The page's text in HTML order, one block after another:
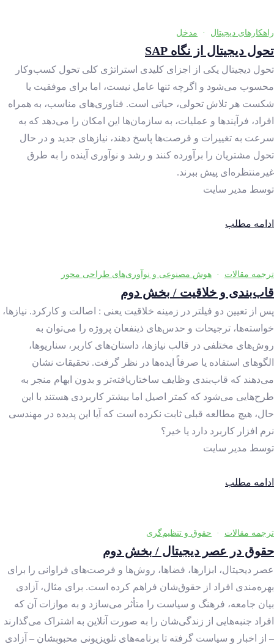
راهکارهای دیجیتال · مدخل
تحول دیجیتال از نگاه SAP
تحول دیجیتال یکی از اجزای کلیدی استراتژی کلی تحول کسب‌وکار
محسوب می‌شود و اگرچه تنها عامل نیست، اما برای موفقیت یا
شکست هر تلاش تحولی، حیاتی است. فناوری‌های مناسب، به همراه
افراد، فرآیندها و عملیات، به سازمان‌ها این امکان را می‌دهد که به
سرعت به تغییرات و فرصت‌ها پاسخ دهند، نیازهای جدید و در حال
تحول مشتریان را برآورده کنند و رشد و نوآوری آینده را به طرق
غیرمنتظره‌ای پیش ببرند.
توسط مدیر سایت
ادامه مطلب
ترجمه مقالات · هوش مصنوعی و نوآوری‌های طراحی محور
قاب‌بندی و خلاقیت / بخش دوم
پس از تعیین دو فیلتر در زمینه خلاقیت یعنی : اصالت و کارکرد. نیازها،
خواسته‌ها، ترجیحات و حدس‌های ذینفعان پروژه را می‌توان به
روش‌های مختلفی در قالب نیازها، داستان‌های کاربر، سناریوها،
الگوهای استفاده یا صرفاً ایده‌ها در نظر گرفت. تحقیقات نشان
می‌دهند که قاب‌بندی وظایف ساختاریافته‌تر و بدون ابهام منجر به
طرح‌هایی می‌شود که کمتر اصیل اما بیشتر کاربردی هستند با این
حال، هیچ مطالعه قبلی ثابت نکرده است که آیا این پدیده در مهندسی
نرم افزار کاربرد دارد یا خیر؟
توسط مدیر سایت
ادامه مطلب
ترجمه مقالات · حقوق و تنظیم‌گری
حقوق در عصر دیجیتال / بخش دوم
عصر دیحیتال، ابزارها، فضاها، روش‌ها و فرصت‌های فراوانی را برای
بهره‌مندی افراد از حقوق‌شان فراهم کرده‌ است. برای مثال، آزادی
بیان جامعه، فرهنگ و سیاست را متأثر می‌سازد و به ‌موازات آن که
افراد جنبه‌هایی از زندگی‌شان را به ‌صورت آنلاین به ‌اشتراک می‌گذارند
– از اخبار و سیاست گرفته تا برنامه‌های تلویزیونی محبوبشان – آزادی